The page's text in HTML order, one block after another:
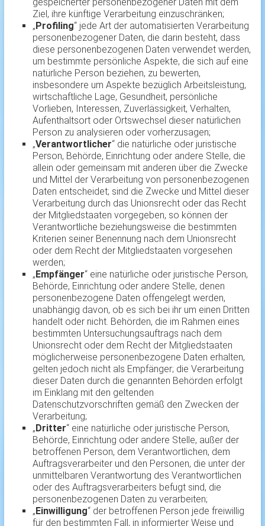
Ziel, ihre künftige Verarbeitung einzuschränken;
„Profiling“ jede Art der automatisierten Verarbeitung
personenbezogener Daten, die darin besteht, dass
diese personenbezogenen Daten verwendet werden,
um bestimmte persönliche Aspekte, die sich auf eine
natürliche Person beziehen, zu bewerten,
insbesondere um Aspekte bezüglich Arbeitsleistung,
wirtschaftliche Lage, Gesundheit, persönliche
Vorlieben, Interessen, Zuverlässigkeit, Verhalten,
Aufenthaltsort oder Ortswechsel dieser natürlichen
Person zu analysieren oder vorherzusagen;
„Verantwortlicher“ die natürliche oder juristische
Person, Behörde, Einrichtung oder andere Stelle, die
allein oder gemeinsam mit anderen über die Zwecke
und Mittel der Verarbeitung von personenbezogenen
Daten entscheidet; sind die Zwecke und Mittel dieser
Verarbeitung durch das Unionsrecht oder das Recht
der Mitgliedstaaten vorgegeben, so können der
Verantwortliche beziehungsweise die bestimmten
Kriterien seiner Benennung nach dem Unionsrecht
oder dem Recht der Mitgliedstaaten vorgesehen
werden;
„Empfänger“ eine natürliche oder juristische Person,
Behörde, Einrichtung oder andere Stelle, denen
personenbezogene Daten offengelegt werden,
unabhängig davon, ob es sich bei ihr um einen Dritten
handelt oder nicht. Behörden, die im Rahmen eines
bestimmten Untersuchungsauftrags nach dem
Unionsrecht oder dem Recht der Mitgliedstaaten
möglicherweise personenbezogene Daten erhalten,
gelten jedoch nicht als Empfänger; die Verarbeitung
dieser Daten durch die genannten Behörden erfolgt
im Einklang mit den geltenden
Datenschutzvorschriften gemäß den Zwecken der
Verarbeitung;
„Dritter“ eine natürliche oder juristische Person,
Behörde, Einrichtung oder andere Stelle, außer der
betroffenen Person, dem Verantwortlichen, dem
Auftragsverarbeiter und den Personen, die unter der
unmittelbaren Verantwortung des Verantwortlichen
oder des Auftragsverarbeiters befugt sind, die
personenbezogenen Daten zu verarbeiten;
„Einwilligung“ der betroffenen Person jede freiwillig
für den bestimmten Fall, in informierter Weise und